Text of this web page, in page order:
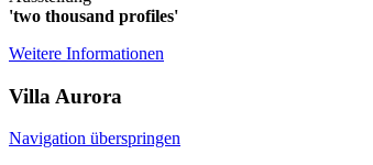
'two thousand profiles'
Weitere Informationen
Villa Aurora
Navigation überspringen